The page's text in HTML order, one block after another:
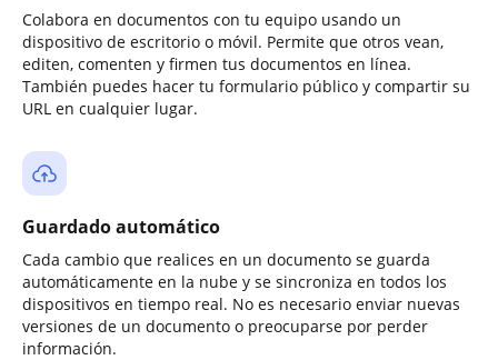
Colabora en documentos con tu equipo usando un
dispositivo de escritorio o móvil. Permite que otros vean,
editen, comenten y firmen tus documentos en línea.
También puedes hacer tu formulario público y compartir su
URL en cualquier lugar.
Guardado automático
Cada cambio que realices en un documento se guarda
automáticamente en la nube y se sincroniza en todos los
dispositivos en tiempo real. No es necesario enviar nuevas
versiones de un documento o preocuparse por perder
información.